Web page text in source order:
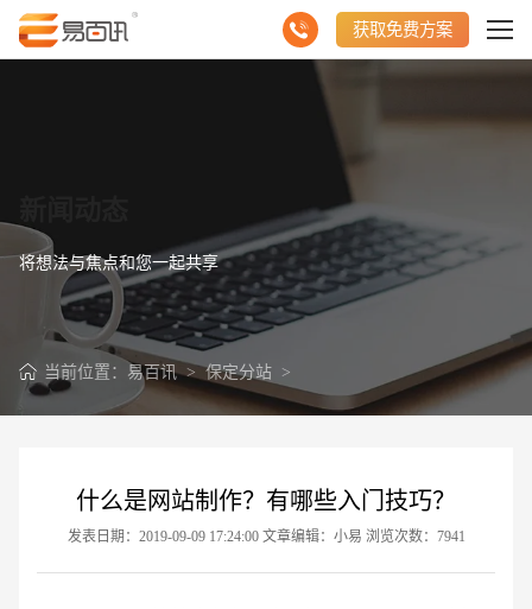
获取免费方案
将想法与焦点和您一起共享
当前位置： 易百讯>保定分站>
什么是网站制作？有哪些入门技巧？
发表日期：2019-09-09 17:24:00 文章编辑：小易 浏览次数：7941